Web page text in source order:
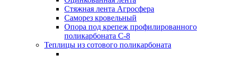
Стяжная лента Агросфера
Саморез кровельный
Опора под крепеж профилированного
поликарбоната С-8
Теплицы из сотового поликарбоната